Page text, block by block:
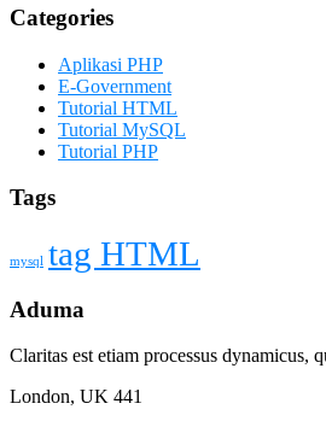
Categories
Aplikasi PHP
E-Government
Tutorial HTML
Tutorial MySQL
Tutorial PHP
Tags
mysql tag HTML
Aduma
Claritas est etiam processus dynamicus,
London, UK 441